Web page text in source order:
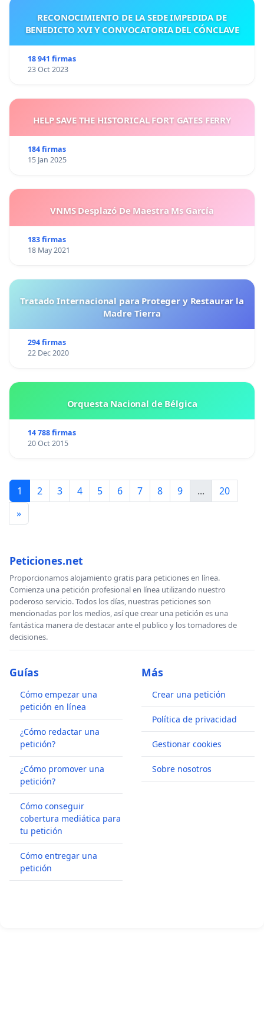
RECONOCIMIENTO DE LA SEDE IMPEDIDA DE
BENEDICTO XVI Y CONVOCATORIA DEL CÓNCLAVE
18 941 firmas
23 Oct 2023
HELP SAVE THE HISTORICAL FORT GATES FERRY
184 firmas
15 Jan 2025
VNMS Desplazó De Maestra Ms García
183 firmas
18 May 2021
Tratado Internacional para Proteger y Restaurar la
Madre Tierra
294 firmas
22 Dec 2020
Orquesta Nacional de Bélgica
14 788 firmas
20 Oct 2015
1 2 3 4 5 6 7 8 9 ...
20
»
Peticiones.net
Proporcionamos alojamiento gratis para peticiones en línea.
Comienza una petición profesional en línea utilizando nuestro
poderoso servicio. Todos los días, nuestras peticiones son
mencionadas por los medios, así que crear una petición es una
fantástica manera de destacar ante el publico y los tomadores de
decisiones.
Guías
Cómo empezar una
petición en línea
¿Cómo redactar una
petición?
¿Cómo promover una
petición?
Cómo conseguir
cobertura mediática para
tu petición
Cómo entregar una
petición
Más
Crear una petición
Política de privacidad
Gestionar cookies
Sobre nosotros